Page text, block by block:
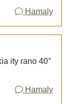
Hamaly
ity rano 40°
Hamaly